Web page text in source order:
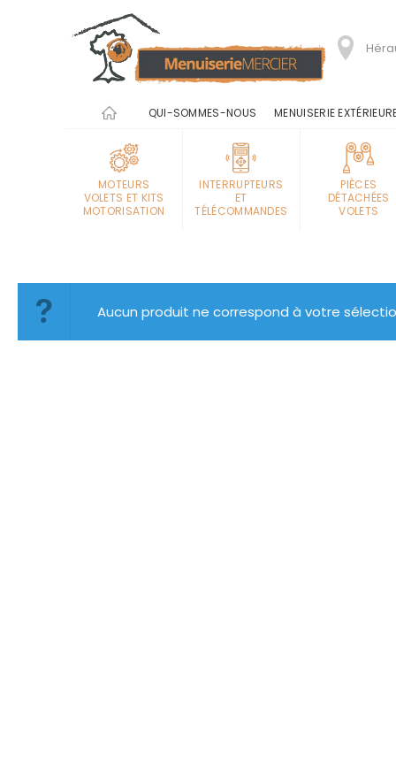
MOTEURS
VOLETS ET KITS
MOTORISATION
INTERRUPTEURS
ET
TÉLÉCOMMANDES
PIÈCES
DÉTACHÉES
VOLETS
QUI-SOMMES-NOUS MENUISERIE
Aucun produit ne correspond à votre